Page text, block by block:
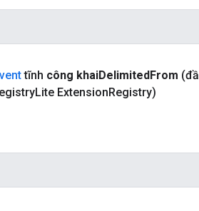
tĩnh công khaiDelimitedFrom
Lite ExtensionRegistry)